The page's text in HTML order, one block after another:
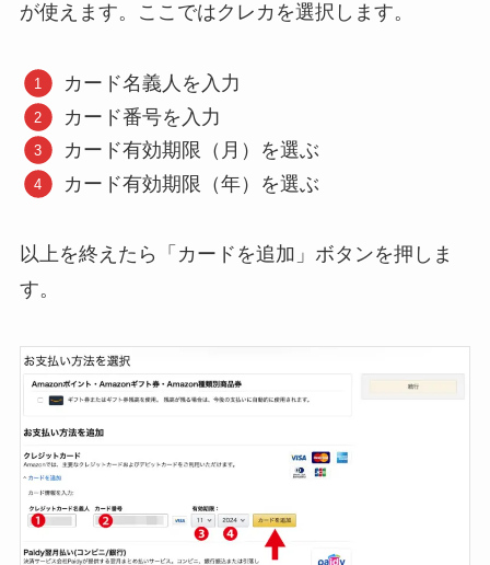
が使えます。ここではクレカを選択します。
カード名義人を入力
カード番号を入力
カード有効期限（月）を選ぶ
カード有効期限（年）を選ぶ
以上を終えたら「カードを追加」ボタンを押しま
す。